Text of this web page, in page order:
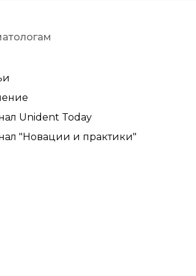
Unident Today
"Новации и практики"